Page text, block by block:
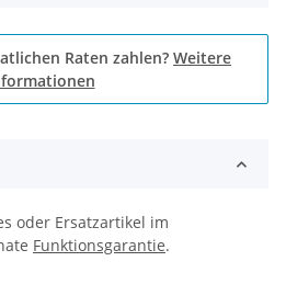
Raten zahlen? Weitere
oder Ersatzartikel im
Funktionsgarantie.